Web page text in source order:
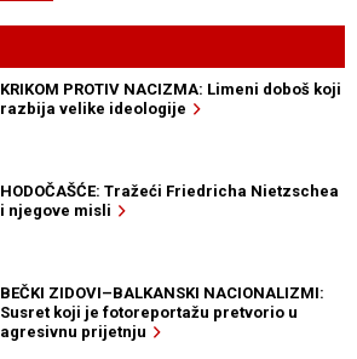
KRIKOM PROTIV NACIZMA: Limeni doboš koji
razbija velike ideologije
HODOČAŠĆE: Tražeći Friedricha Nietzschea
i njegove misli
BEČKI ZIDOVI–BALKANSKI NACIONALIZMI:
Susret koji je fotoreportažu pretvorio u
agresivnu prijetnju